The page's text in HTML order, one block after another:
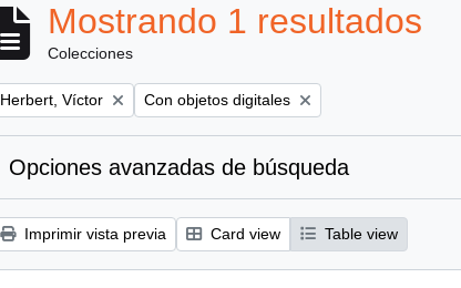
Mostrando 1 resultados
Colecciones
Remove filter:
Herbert, Víctor Remove filter:
Con objetos digitales
Opciones avanzadas de búsqueda
Imprimir vista previa Card view Table view